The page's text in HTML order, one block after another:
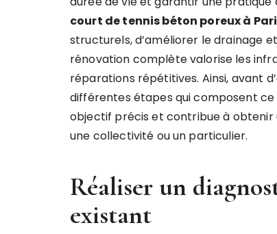
court de tennis béton poreux à
structurels, d’améliorer le drainage
rénovation complète valorise les
réparations répétitives. Ainsi, avant
différentes étapes qui composent
objectif précis et contribue à obtenir
une collectivité ou un particulier.
Réaliser un
existant